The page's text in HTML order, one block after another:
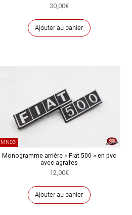
30,00€
Ajouter au panier
MN03
Monogramme arrière « Fiat 500 » en pvc
avec agrafes
12,00€
Ajouter au panier